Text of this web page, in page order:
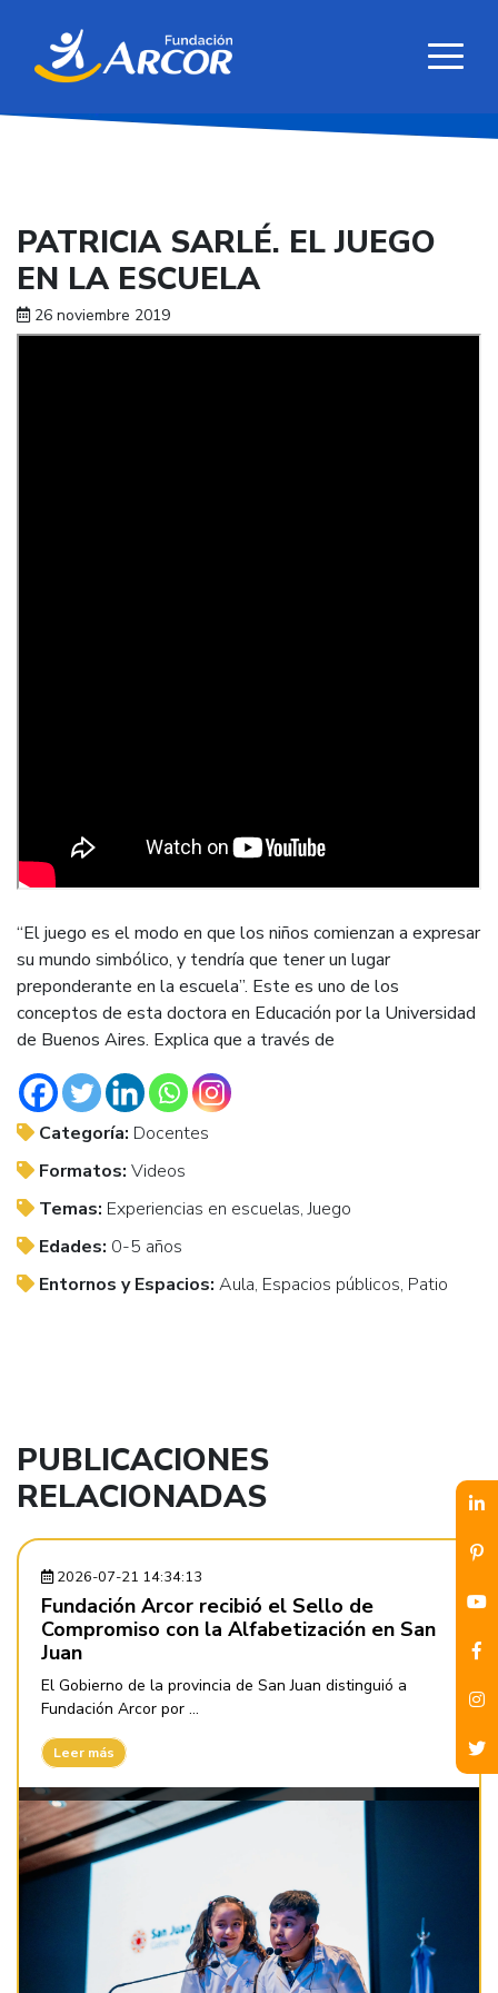
PATRICIA SARLÉ. EL JUEGO
EN LA ESCUELA
26 noviembre 2019
“El juego es el modo en que los niños comienzan a expresar
su mundo simbólico, y tendría que tener un lugar
preponderante en la escuela”. Este es uno de los
conceptos de esta doctora en Educación por la Universidad
de Buenos Aires. Explica que a través de
Categoría: Docentes
Formatos: Videos
Temas: Experiencias en escuelas, Juego
Edades: 0-5 años
Entornos y Espacios: Aula, Espacios públicos, Patio
PUBLICACIONES
RELACIONADAS
2026-07-21 14:34:13
Fundación Arcor recibió el Sello de
Compromiso con la Alfabetización en San
Juan
El Gobierno de la provincia de San Juan distinguió a
Fundación Arcor por ...
Leer más